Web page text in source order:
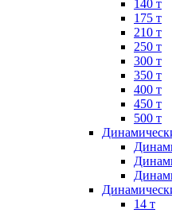
140 т
175 т
210 т
250 т
300 т
350 т
400 т
450 т
500 т
14 т